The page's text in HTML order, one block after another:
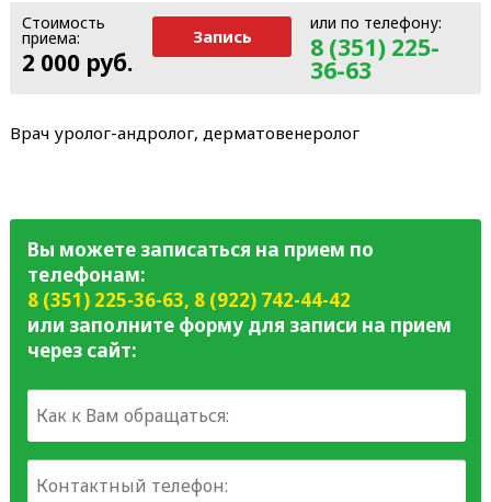
или по телефону:
8 (351) 225-
36-63
Стоимость
приема:
2 000 руб.
Запись
Врач уролог-андролог, дерматовенеролог
Вы можете записаться на прием по
телефонам:
8 (351) 225-36-63, 8 (922) 742-44-42
или заполните форму для записи на прием
через сайт: